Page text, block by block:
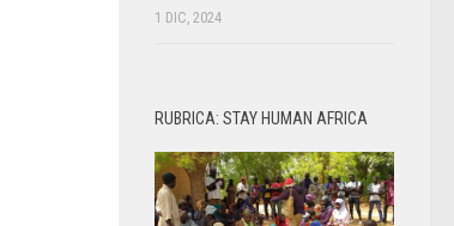
1 DIC, 2024
RUBRICA: STAY HUMAN AFRICA